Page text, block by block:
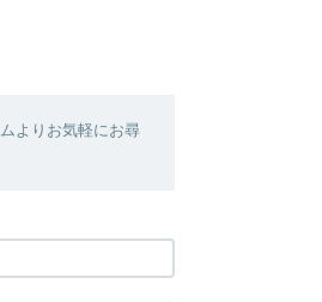
よりお気軽にお尋